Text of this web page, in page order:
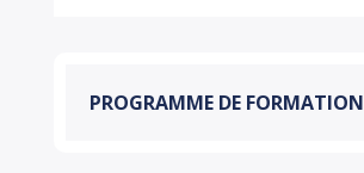
PROGRAMME DE FORMATION